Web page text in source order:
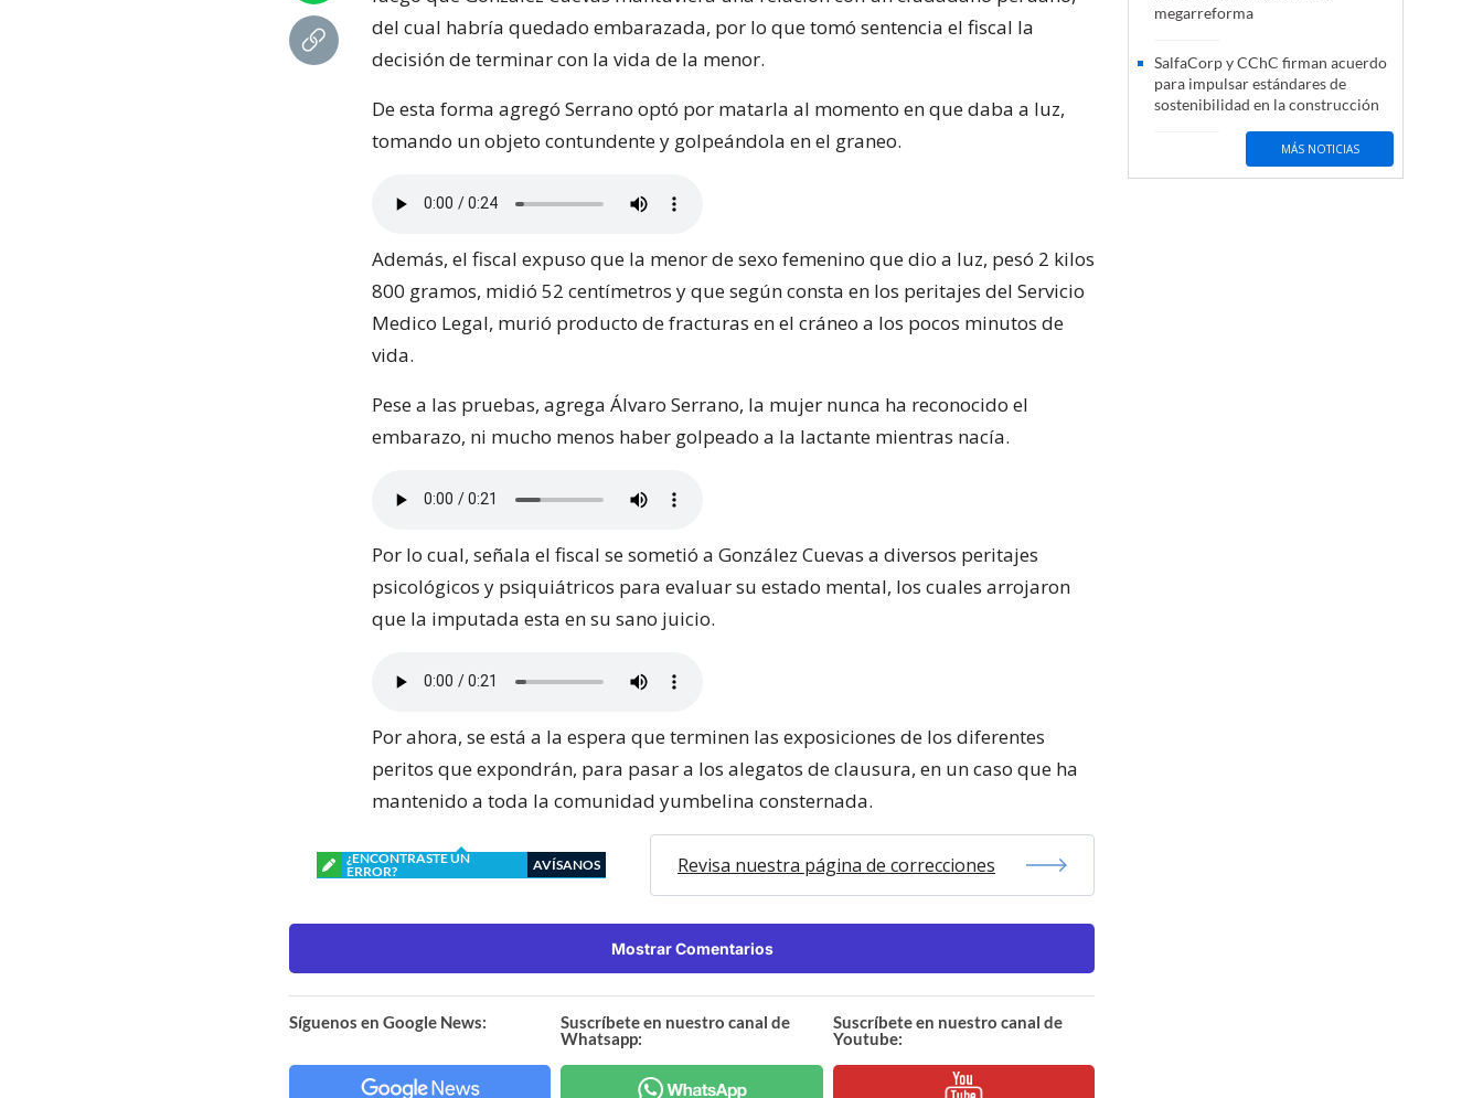
del cual habría quedado embarazada, por lo que tomó sentencia el fiscal la
decisión de terminar con la vida de la menor.
De esta forma agregó Serrano optó por matarla al momento en que daba a luz,
tomando un objeto contundente y golpeándola en el graneo.
Además, el fiscal expuso que la menor de sexo femenino que dio a luz, pesó 2 kilos
800 gramos, midió 52 centímetros y que según consta en los peritajes del Servicio
Medico Legal, murió producto de fracturas en el cráneo a los pocos minutos de
vida.
Pese a las pruebas, agrega Álvaro Serrano, la mujer nunca ha reconocido el
embarazo, ni mucho menos haber golpeado a la lactante mientras nacía.
Por lo cual, señala el fiscal se sometió a González Cuevas a diversos peritajes
psicológicos y psiquiátricos para evaluar su estado mental, los cuales arrojaron
que la imputada esta en su sano juicio.
Por ahora, se está a la espera que terminen las exposiciones de los diferentes
peritos que expondrán, para pasar a los alegatos de clausura, en un caso que ha
mantenido a toda la comunidad yumbelina consternada.
¿ENCONTRASTE UN
ERROR?
AVÍSANOS Revisa nuestra página de correcciones
Mostrar Comentarios
Síguenos en Google News:
Suscríbete en nuestro canal de
Whatsapp:
Suscríbete en nuestro canal de
Youtube:
megarreforma
SalfaCorp y CChC firman acuerdo
para impulsar estándares de
sostenibilidad en la construcción
MÁS NOTICIAS